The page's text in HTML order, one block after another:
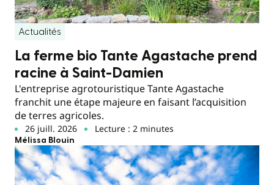
Actualités
La ferme bio Tante Agastache prend
racine à Saint-Damien
L'entreprise agrotouristique Tante Agastache
franchit une étape majeure en faisant l’acquisition
de terres agricoles.
26 juill. 2026 Lecture : 2 minutes
Mélissa Blouin